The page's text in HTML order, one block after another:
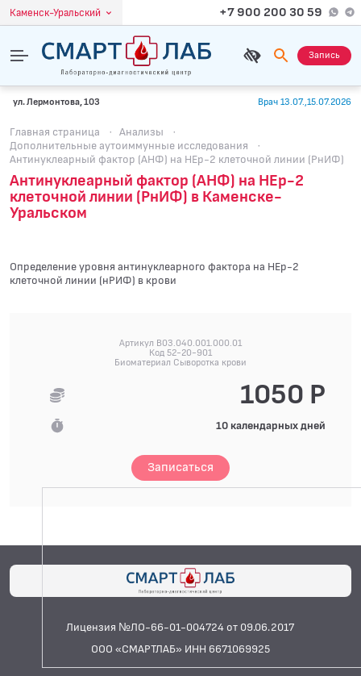
Каменск-Уральский +7 900 200 30 59
Запись
ул. Лермонтова, 103 Врач 13.07.,15.07.2026
Главная страница · Анализы
·
Дополнительные аутоиммунные исследования
·
Антинуклеарный фактор (АНФ) на HEp-2 клеточной линии (РнИФ)
Антинуклеарный фактор (АНФ) на HEp-2
клеточной линии (РнИФ) в Каменске-
Уральском
Определение уровня антинуклеарного фактора на HEp-2
клеточной линии (нРИФ) в крови
Артикул B03.040.001.000.01
Код 52-20-901
Биоматериал Сыворотка крови
1050 Р
10 календарных дней
Записаться
Лицензия №ЛО-66-01-004724 от 09.06.2017
ООО «СМАРТЛАБ» ИНН 6671069925